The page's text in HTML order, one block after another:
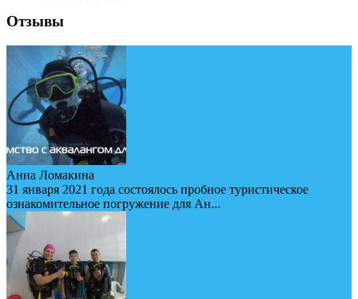
Отзывы
Анна Ломакина
31 января 2021 года состоялось пробное туристическое
ознакомительное погружение для Ан...